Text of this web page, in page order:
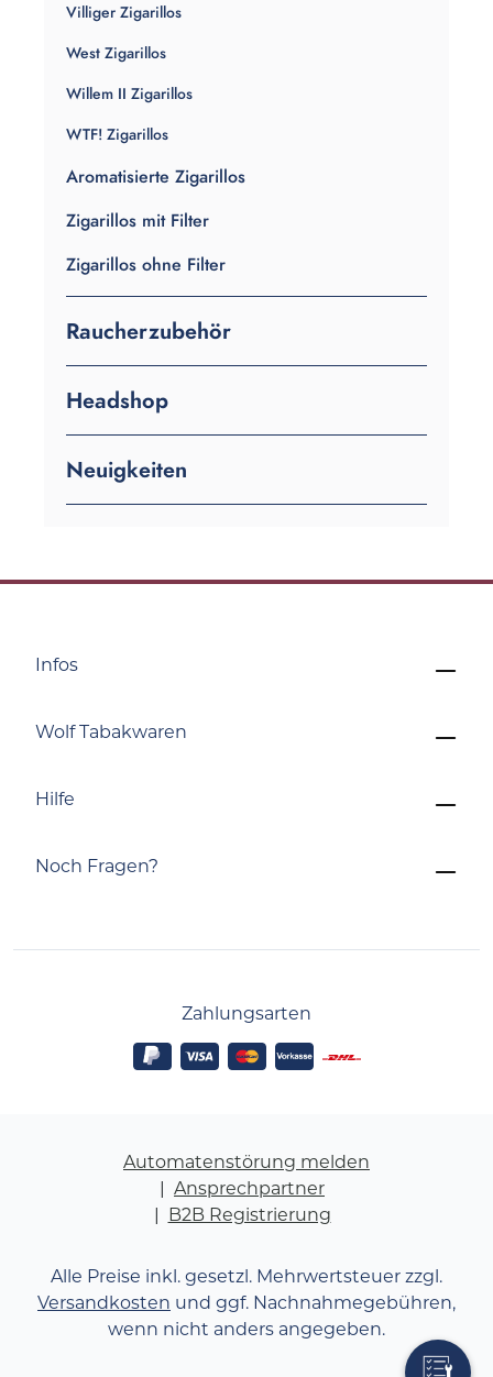
Villiger Zigarillos
West Zigarillos
Willem II Zigarillos
WTF! Zigarillos
Aromatisierte Zigarillos
Zigarillos mit Filter
Zigarillos ohne Filter
Raucherzubehör
Headshop
Neuigkeiten
Noch Fragen?
Infos
Wolf Tabakwaren
Hilfe
Zahlungsarten
Automatenstörung melden
Ansprechpartner
B2B Registrierung
Alle Preise inkl. gesetzl. Mehrwertsteuer zzgl.
Versandkosten und ggf. Nachnahmegebühren,
wenn nicht anders angegeben.